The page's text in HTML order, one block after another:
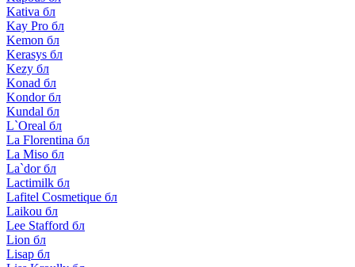
Kativa бл
Kay Pro бл
Kemon бл
Kerasys бл
Kezy бл
Konad бл
Kondor бл
Kundal бл
L`Oreal бл
La Florentina бл
La Miso бл
La`dor бл
Lactimilk бл
Lafitel Cosmetique бл
Laikou бл
Lee Stafford бл
Lion бл
Lisap бл